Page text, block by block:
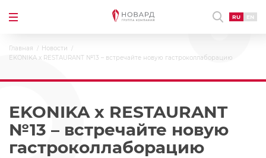
RU EN
Главная
Новости
EKONIKA x RESTAURANT №13 – встречайте новую гастроколлаборацию
EKONIKA x RESTAURANT
№13 – встречайте новую
гастроколлаборацию